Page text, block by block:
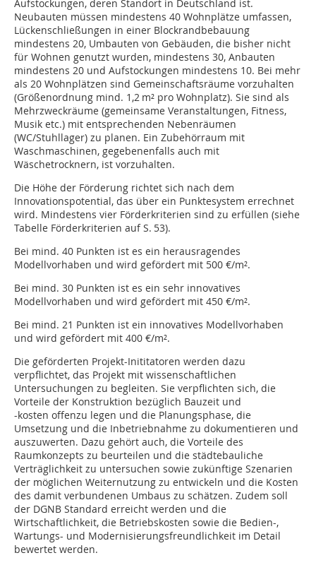
Aufstockungen, deren Standort in Deutschland ist.
Neubauten müssen mindestens 40 Wohnplätze umfassen,
Lückenschließungen in einer Blockrandbebauung
mindestens 20, Umbauten von Gebäuden, die bisher nicht
für Wohnen genutzt wurden, mindestens 30, Anbauten
mindestens 20 und Aufstockungen mindestens 10. Bei mehr
als 20 Wohnplätzen sind Gemeinschaftsräume vorzuhalten
(Größenordnung mind. 1,2 m² pro Wohnplatz). Sie sind als
Mehrzweckräume (gemeinsame Veranstaltungen, Fitness,
Musik etc.) mit entsprechenden Nebenräumen
(WC/Stuhllager) zu planen. Ein Zubehörraum mit
Waschmaschinen, gegebenenfalls auch mit
Wäschetrocknern, ist vorzuhalten.
Die Höhe der Förderung richtet sich nach dem
Innovationspotential, das über ein Punktesystem errechnet
wird. Mindestens vier Förderkriterien sind zu erfüllen (siehe
Tabelle Förderkriterien auf S. 53).
Bei mind. 40 Punkten ist es ein herausragendes
Modellvorhaben und wird gefördert mit 500 €/m².
Bei mind. 30 Punkten ist es ein sehr innovatives
Modellvorhaben und wird gefördert mit 450 €/m².
Bei mind. 21 Punkten ist ein innovatives Modellvorhaben
und wird gefördert mit 400 €/m².
Die geförderten Projekt-Inititatoren werden dazu
verpflichtet, das Projekt mit wissenschaftlichen
Untersuchungen zu begleiten. Sie verpflichten sich, die
Vorteile der Konstruktion bezüglich Bauzeit und
-kosten offenzu legen und die Planungsphase, die
Umsetzung und die Inbetriebnahme zu dokumentieren und
auszuwerten. Dazu gehört auch, die Vorteile des
Raumkonzepts zu beurteilen und die städtebauliche
Verträglichkeit zu untersuchen sowie zukünftige Szenarien
der möglichen Weiternutzung zu entwickeln und die Kosten
des damit verbundenen Umbaus zu schätzen. Zudem soll
der DGNB Standard erreicht werden und die
Wirtschaftlichkeit, die Betriebskosten sowie die Bedien-,
Wartungs- und Modernisierungsfreundlichkeit im Detail
bewertet werden.